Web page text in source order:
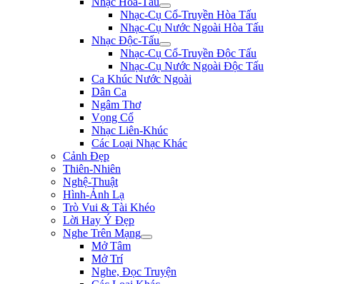
Nhạc-Cụ Cổ-Truyền Hòa Tấu
Nhạc-Cụ Nước Ngoài Hòa Tấu
Nhạc Độc-Tấu
Nhạc-Cụ Cổ-Truyền Độc Tấu
Nhạc-Cụ Nước Ngoài Độc Tấu
Ca Khúc Nước Ngoài
Dân Ca
Ngâm Thơ
Vọng Cổ
Nhạc Liên-Khúc
Các Loại Nhạc Khác
Cảnh Đẹp
Thiên-Nhiên
Nghệ-Thuật
Hình-Ảnh Lạ
Trò Vui & Tài Khéo
Lời Hay Ý Đẹp
Nghe Trên Mạng
Mở Tâm
Mở Trí
Nghe, Đọc Truyện